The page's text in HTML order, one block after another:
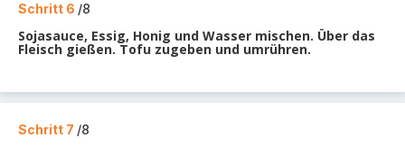
Schritt 6 /8
Sojasauce, Essig, Honig und Wasser mischen. Über das
Fleisch gießen. Tofu zugeben und umrühren.
Schritt 7 /8